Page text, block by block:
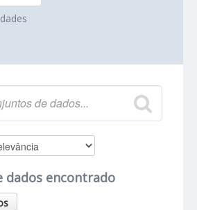
dados encontrado